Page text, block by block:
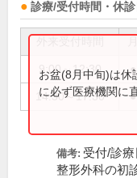
診療/受付時間・休診
9:00～12:30 ●
14:30～17:30 ●
お盆(8月中旬)は休
に必ず医療機関に
備考: 受付/診
整形外科の初